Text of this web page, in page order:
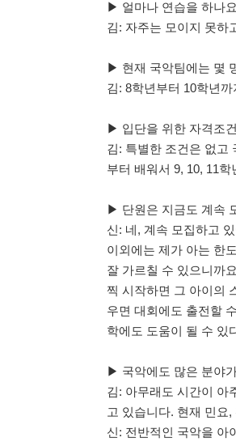
▶ 얼마나 연습을 하나
김: 자주는 모이지 못하
▶ 현재 국악팀에는 몇
김: 8학년부터 10학년
▶ 입단을 위한 자격조
김: 특별한 조건은 없고
부터 배워서 9, 10, 11
▶ 단원은 지금도 계속
신: 네, 계속 모집하고
이외에는 제가 아는 한
잘 가르칠 수 있으니까
찍 시작하면 그 아이의
우면 대회에도 출전할
학에도 도움이 될 수 있
▶ 국악에도 많은 분야
김: 아무래도 시간이 아
고 있습니다. 현재 민요
신: 전반적인 국악을 아